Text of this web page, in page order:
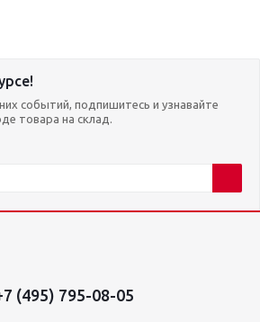
событий, подпишитесь и узнавайте
товара на склад.
(495) 795-08-05